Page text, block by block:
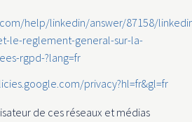
help/linkedin/answer/87158/
le-reglement-general-sur-la-
rgpd-?lang=fr
privacy?hl=fr&gl=fr
de ces réseaux et médias